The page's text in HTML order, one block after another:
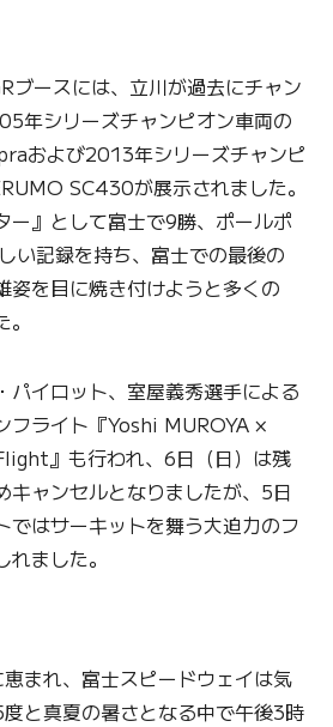
ブースには、立川が過去にチャン
年シリーズチャンピオン車両の
および2013年シリーズチャンピ
SC430が展示されました。
ー』として富士で9勝、ポールポ
い記録を持ち、富士での最後の
姿を目に焼き付けようと多くの
イロット、室屋義秀選手による
フライト『Yoshi MUROYA ×
』も行われ、6日（日）は残
キャンセルとなりましたが、5日
ではサーキットを舞う大迫力のフ
ました。
まれ、富士スピードウェイは気
と真夏の暑さとなる中で午後3時